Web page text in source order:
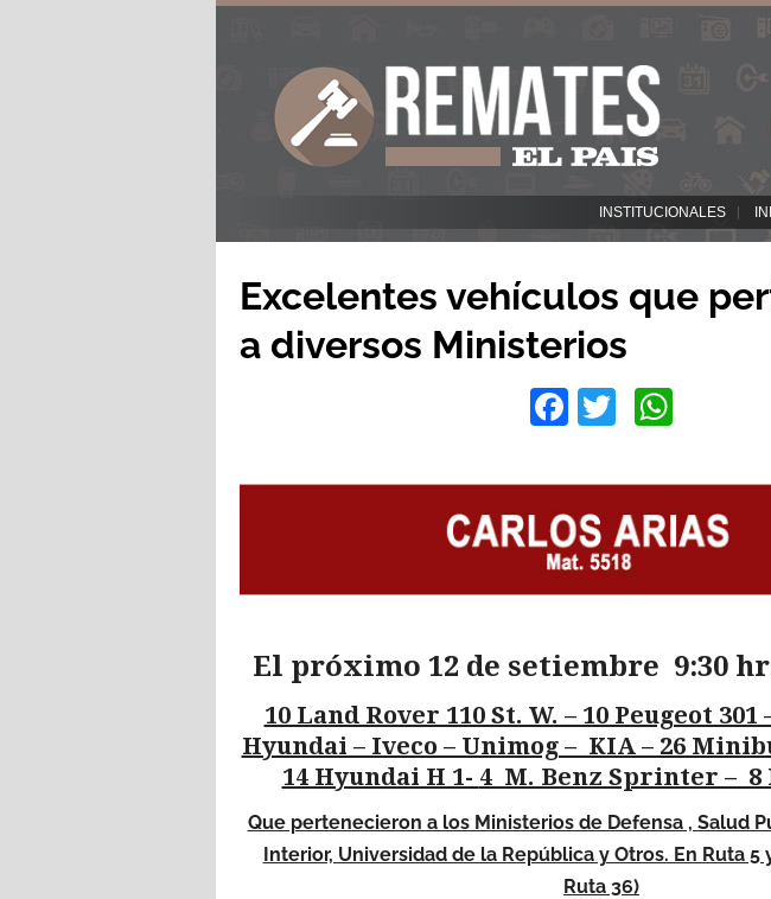
INSTITUCIONALES
Excelentes vehículos que
a diversos Ministerios
Facebook
Twitter
El próximo 12 de setiembre 9:30
10 Land Rover 110 St. W. – 10 Peugeot
Hyundai – Iveco – Unimog – KIA – 26
14 Hyundai H 1- 4 M. Benz Sprinter – 8
Que pertenecieron a los Ministerios de Defensa , Salud
Interior, Universidad de la República y Otros. En Ruta 5
Ruta 36)